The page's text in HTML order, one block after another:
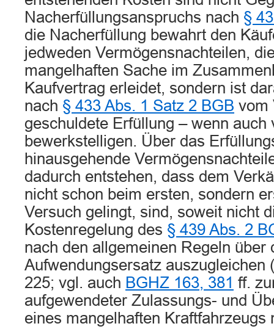
Nacherfüllungsanspruchs nach §
die Nacherfüllung bewahrt den
jedweden Vermögensnachteilen,
mangelhaften Sache im
Kaufvertrag erleidet, sondern ist
nach § 433 Abs. 1 Satz 2 BGB vom
geschuldete Erfüllung – wenn auch
bewerkstelligen. Über das
hinausgehende
dadurch entstehen, dass dem
nicht schon beim ersten, sondern
Versuch gelingt, sind, soweit nicht
Kostenregelung des § 439 Abs. 2
nach den allgemeinen Regeln über
Aufwendungsersatz auszugleichen
225; vgl. auch BGHZ 163, 381 ff.
aufgewendeter Zulassungs- und
eines mangelhaften Kraftfahrzeugs